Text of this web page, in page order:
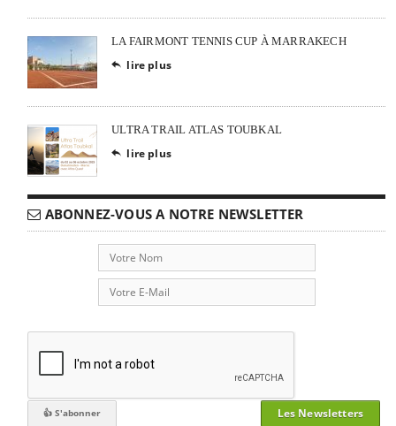
LA FAIRMONT TENNIS CUP À MARRAKECH
 lire plus
ULTRA TRAIL ATLAS TOUBKAL
 lire plus
ABONNEZ-VOUS A NOTRE NEWSLETTER
Les Newsletters